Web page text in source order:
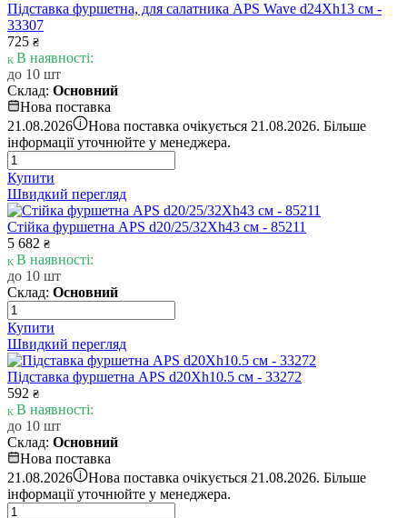
Підставка фуршетна, для салатника APS Wave d24Xh13 см -
33307
725 ₴
В наявності:
до 10 шт
Склад: Основний
Нова поставка
21.08.2026 i Нова поставка очікується 21.08.2026. Більше
інформації уточнюйте у менеджера.
Купити
Швидкий перегляд
Стійка фуршетна APS d20/25/32Xh43 см - 85211
5 682 ₴
В наявності:
до 10 шт
Склад: Основний
Купити
Швидкий перегляд
Підставка фуршетна APS d20Xh10.5 см - 33272
592 ₴
В наявності:
до 10 шт
Склад: Основний
Нова поставка
21.08.2026 i Нова поставка очікується 21.08.2026. Більше
інформації уточнюйте у менеджера.